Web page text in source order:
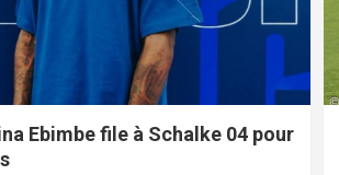
Ebimbe file à Schalke 04 pour